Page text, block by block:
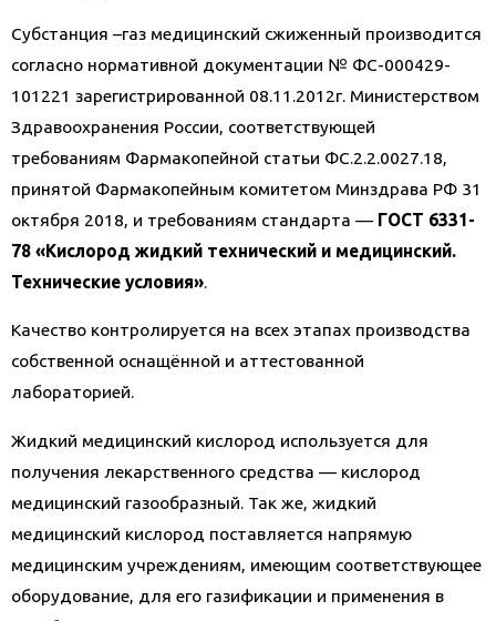
Субстанция –газ медицинский сжиженный производится
согласно нормативной документации № ФС-000429-
101221 зарегистрированной 08.11.2012г. Министерством
Здравоохранения России, соответствующей
требованиям Фармакопейной статьи ФС.2.2.0027.18,
принятой Фармакопейным комитетом Минздрава РФ 31
октября 2018, и требованиям стандарта — ГОСТ 6331 -
78 «Кислород жидкий технический и медицинский.
Технические условия».
Качество контролируется на всех этапах производства
собственной оснащённой и аттестованной
лабораторией.
Жидкий медицинский кислород используется для
получения лекарственного средства — кислород
медицинский газообразный. Так же, жидкий
медицинский кислород поставляется напрямую
медицинским учреждениям, имеющим соответствующее
оборудование, для его газификации и применения в